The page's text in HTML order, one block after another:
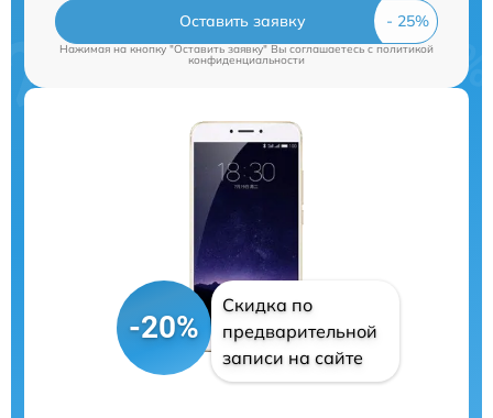
Оставить заявку
Нажимая на кнопку "Оставить заявку" Вы соглашаетесь cполитикой
конфиденциальности
-20%
Скидка по
предварительной
записи на сайте